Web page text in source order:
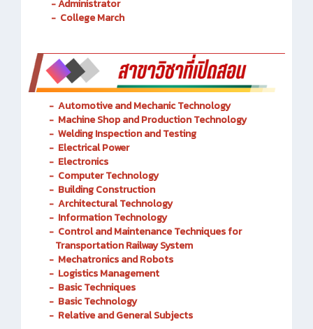
- Administrator
- Administrator
- Automotive and MechanicTechnology
- Machine Shop and Production Technology
- Welding Inspection and Testing
- Electrical Power
- Electronics
- Computer Technology
- Building Construction
- Architectural Technology
- Information Technology
Control and Maintenance Techniques for
Transportation Railway System
- Mechatronics and Robots
- Logistics Management
- Basic Techniques
- Basic Technology